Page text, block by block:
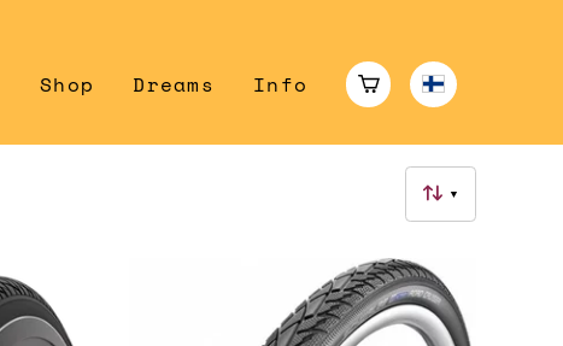
Shop Dreams Info
▼